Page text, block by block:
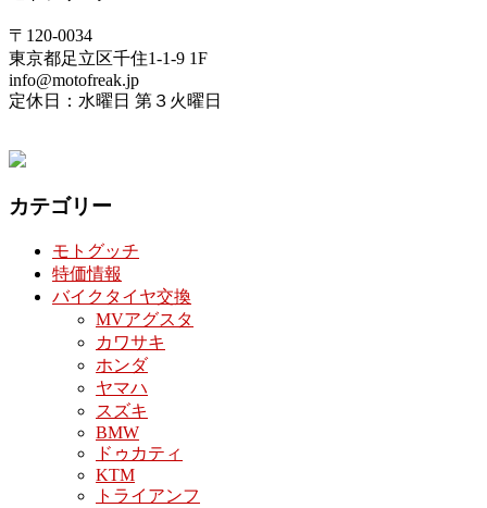
〒120-0034
東京都足立区千住1-1-9 1F
info@motofreak.jp
定休日：水曜日 第３火曜日
カテゴリー
モトグッチ
特価情報
バイクタイヤ交換
MVアグスタ
カワサキ
ホンダ
ヤマハ
スズキ
BMW
ドゥカティ
KTM
トライアンフ